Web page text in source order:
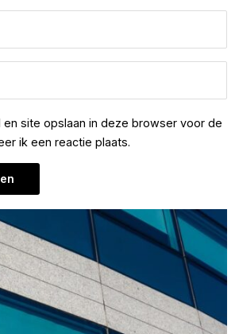
en site opslaan in deze browser voor de
ik een reactie plaats.